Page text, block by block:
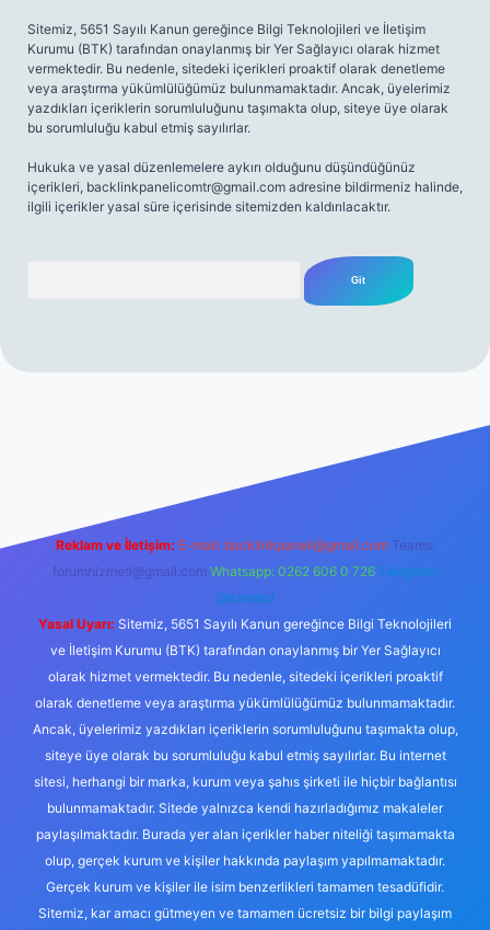
Sitemiz, 5651 Sayılı Kanun gereğince Bilgi Teknolojileri ve İletişim
Kurumu (BTK) tarafından onaylanmış bir Yer Sağlayıcı olarak hizmet
vermektedir. Bu nedenle, sitedeki içerikleri proaktif olarak denetleme
veya araştırma yükümlülüğümüz bulunmamaktadır. Ancak, üyelerimiz
yazdıkları içeriklerin sorumluluğunu taşımakta olup, siteye üye olarak
bu sorumluluğu kabul etmiş sayılırlar.
Hukuka ve yasal düzenlemelere aykırı olduğunu düşündüğünüz
içerikleri, backlinkpanelicomtr@gmail.com adresine bildirmeniz halinde,
ilgili içerikler yasal süre içerisinde sitemizden kaldırılacaktır.
Reklam ve İletişim: E-mail: backlinkpaneli@gmail.com Teams:
forumhizmeti@gmail.com Whatsapp: 0262 606 0 726 Telegram:
@karabul
Yasal Uyarı: Sitemiz, 5651 Sayılı Kanun gereğince Bilgi Teknolojileri
ve İletişim Kurumu (BTK) tarafından onaylanmış bir Yer Sağlayıcı
olarak hizmet vermektedir. Bu nedenle, sitedeki içerikleri proaktif
olarak denetleme veya araştırma yükümlülüğümüz bulunmamaktadır.
Ancak, üyelerimiz yazdıkları içeriklerin sorumluluğunu taşımakta olup,
siteye üye olarak bu sorumluluğu kabul etmiş sayılırlar. Bu internet
sitesi, herhangi bir marka, kurum veya şahıs şirketi ile hiçbir bağlantısı
bulunmamaktadır. Sitede yalnızca kendi hazırladığımız makaleler
paylaşılmaktadır. Burada yer alan içerikler haber niteliği taşımamakta
olup, gerçek kurum ve kişiler hakkında paylaşım yapılmamaktadır.
Gerçek kurum ve kişiler ile isim benzerlikleri tamamen tesadüfidir.
Sitemiz, kar amacı gütmeyen ve tamamen ücretsiz bir bilgi paylaşım